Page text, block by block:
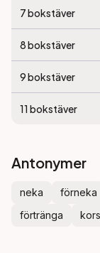
7bokstäver
8bokstäver
9bokstäver
11 bokstäver
Antonymer
neka förneka
förtränga